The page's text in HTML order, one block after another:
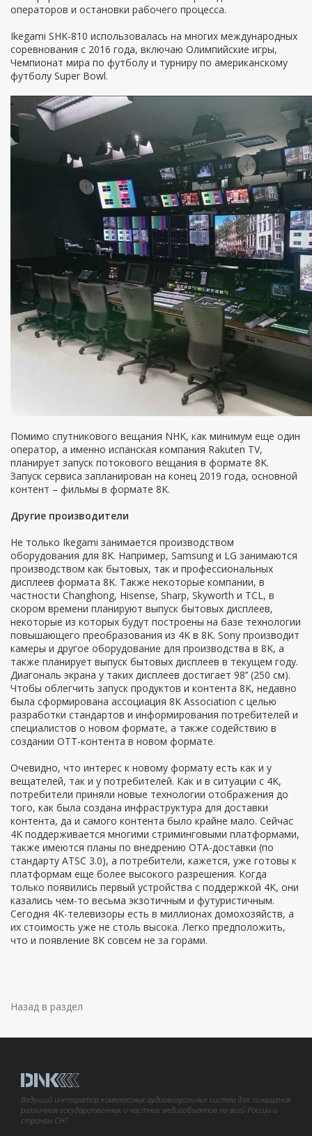
операторов и остановки рабочего процесса.
Ikegami SHK-810 использовалась на многих международных
соревнования с 2016 года, включаю Олимпийские игры,
Чемпионат мира по футболу и турниру по американскому
футболу Super Bowl.
Помимо спутникового вещания NHK, как минимум еще один
оператор, а именно испанская компания Rakuten TV,
планирует запуск потокового вещания в формате 8K.
Запуск сервиса запланирован на конец 2019 года, основной
контент – фильмы в формате 8K.
Другие производители
Не только Ikegami занимается производством
оборудования для 8K. Например, Samsung и LG занимаются
производством как бытовых, так и профессиональных
дисплеев формата 8K. Также некоторые компании, в
частности Changhong, Hisense, Sharp, Skyworth и TCL, в
скором времени планируют выпуск бытовых дисплеев,
некоторые из которых будут построены на базе технологии
повышающего преобразования из 4K в 8K. Sony производит
камеры и другое оборудование для производства в 8K, а
также планирует выпуск бытовых дисплеев в текущем году.
Диагональ экрана у таких дисплеев достигает 98’’ (250 см).
Чтобы облегчить запуск продуктов и контента 8K, недавно
была сформирована ассоциация 8K Association с целью
разработки стандартов и информирования потребителей и
специалистов о новом формате, а также содействию в
создании OTT-контента в новом формате.
Очевидно, что интерес к новому формату есть как и у
вещателей, так и у потребителей. Как и в ситуации с 4K,
потребители приняли новые технологии отображения до
того, как была создана инфраструктура для доставки
контента, да и самого контента было крайне мало. Сейчас
4K поддерживается многими стриминговыми платформами,
также имеются планы по внедрению OTA-доставки (по
стандарту ATSC 3.0), а потребители, кажется, уже готовы к
платформам еще более высокого разрешения. Когда
только появились первый устройства с поддержкой 4K, они
казались чем-то весьма экзотичным и футуристичным.
Сегодня 4K-телевизоры есть в миллионах домохозяйств, а
их стоимость уже не столь высока. Легко предположить,
что и появление 8K совсем не за горами.
Назад в раздел
Ведущий интегратор комплексных аудиовизуальных систем для оснащения
различных государственных и частных медиаобъектов по всей России и
странам СНГ.